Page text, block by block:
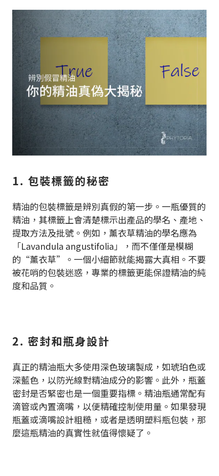
1. 包裝標籤的秘密
精油的包裝標籤是辨別真假的第一步。一瓶優質的
精油，其標籤上會清楚標示出產品的學名、產地、
提取方法及批號。例如，薰衣草精油的學名應為
「Lavandula angustifolia」，而不僅僅是模糊
的“薰衣草”。一個小細節就能揭露大真相。不要
被花哨的包裝迷惑，專業的標籤更能保證精油的純
度和品質。
2. 密封和瓶身設計
真正的精油瓶大多使用深色玻璃製成，如琥珀色或
深藍色，以防光線對精油成分的影響。此外，瓶蓋
密封是否緊密也是一個重要指標。精油瓶通常配有
滴管或內置滴嘴，以便精確控制使用量。如果發現
瓶蓋或滴嘴設計粗糙，或者是透明塑料瓶包裝，那
麼這瓶精油的真實性就值得懷疑了。